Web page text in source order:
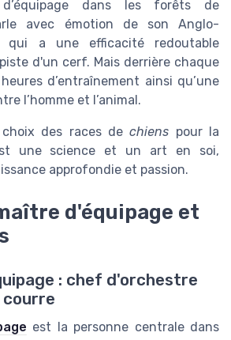
dans les forêts de
avec émotion de son Anglo-
qui a une efficacité redoutable
d'un cerf. Mais derrière chaque
d’entraînement ainsi qu’une
l’homme et l’animal.
choix des races dechiens pour la
une science et un art en soi,
approfondie et passion.
d'équipage et
: chef d'orchestre
courre
est la personne centrale dans